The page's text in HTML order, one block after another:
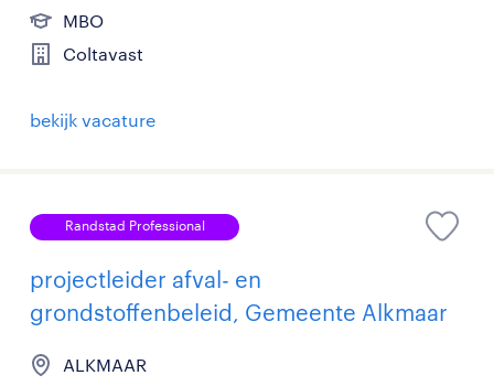
MBO
Coltavast
bekijk vacature
Randstad Professional
projectleider afval- en
grondstoffenbeleid, Gemeente Alkmaar
ALKMAAR